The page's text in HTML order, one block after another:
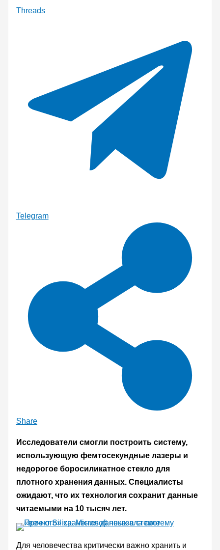
Threads
Telegram
Share
Исследователи смогли построить систему,
использующую фемтосекундные лазеры и
недорогое боросиликатное стекло для
плотного хранения данных. Специалисты
ожидают, что их технология сохранит данные
читаемыми на 10 тысяч лет.
Для человечества критически важно хранить и